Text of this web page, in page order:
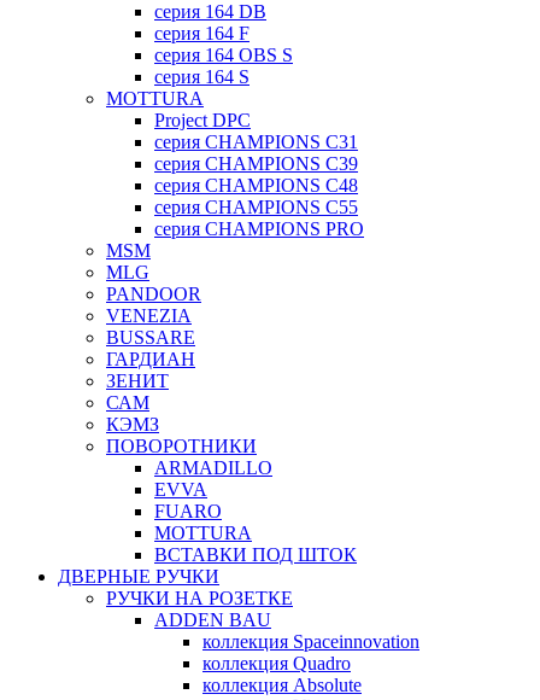
серия 164 DB
серия 164 F
серия 164 OBS S
серия 164 S
MOTTURA
Project DPC
серия CHAMPIONS C31
серия CHAMPIONS C39
серия CHAMPIONS C48
серия CHAMPIONS C55
серия CHAMPIONS PRO
MSM
MLG
PANDOOR
VENEZIA
BUSSARE
ГАРДИАН
ЗЕНИТ
САМ
КЭМЗ
ПОВОРОТНИКИ
ARMADILLO
EVVA
FUARO
MOTTURA
ВСТАВКИ ПОД ШТОК
ДВЕРНЫЕ РУЧКИ
РУЧКИ НА РОЗЕТКЕ
ADDEN BAU
коллекция Spaceinnovation
коллекция Quadro
коллекция Absolute